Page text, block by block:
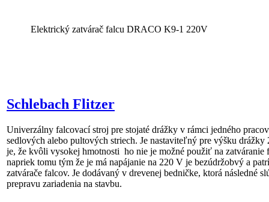
Elektrický zatvárač falcu DRACO K9-1 220V
Schlebach Flitzer
Univerzálny falcovací stroj pre stojaté drážky v rámci jedného
sedlových alebo pultových striech. Je nastaviteľný pre výšku
je, že kvôli vysokej hmotnosti ho nie je možné použiť na zatváranie
napriek tomu tým že je má napájanie na 220 V je bezúdržobvý a
zatvárače falcov. Je dodávaný v drevenej bedničke, ktorá následné
prepravu zariadenia na stavbu.